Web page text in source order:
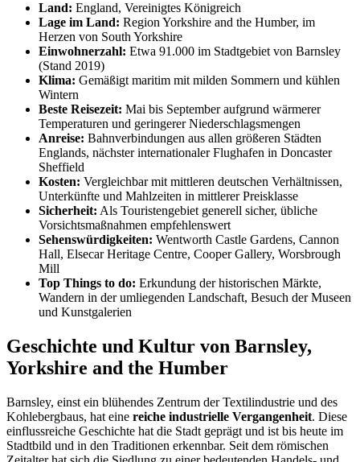
Land: England, Vereinigtes Königreich
Lage im Land: Region Yorkshire and the Humber, im
Herzen von South Yorkshire
Einwohnerzahl: Etwa 91.000 im Stadtgebiet von Barnsley
(Stand 2019)
Klima: Gemäßigt maritim mit milden Sommern und kühlen
Wintern
Beste Reisezeit: Mai bis September aufgrund wärmerer
Temperaturen und geringerer Niederschlagsmengen
Anreise: Bahnverbindungen aus allen größeren Städten
Englands, nächster internationaler Flughafen in Doncaster
Sheffield
Kosten: Vergleichbar mit mittleren deutschen Verhältnissen,
Unterkünfte und Mahlzeiten in mittlerer Preisklasse
Sicherheit: Als Touristengebiet generell sicher, übliche
Vorsichtsmaßnahmen empfehlenswert
Sehenswürdigkeiten: Wentworth Castle Gardens, Cannon
Hall, Elsecar Heritage Centre, Cooper Gallery, Worsbrough
Mill
Top Things to do: Erkundung der historischen Märkte,
Wandern in der umliegenden Landschaft, Besuch der Museen
und Kunstgalerien
Geschichte und Kultur von Barnsley,
Yorkshire and the Humber
Barnsley, einst ein blühendes Zentrum der Textilindustrie und des
Kohlebergbaus, hat eine reiche industrielle Vergangenheit. Diese
einflussreiche Geschichte hat die Stadt geprägt und ist bis heute im
Stadtbild und in den Traditionen erkennbar. Seit dem römischen